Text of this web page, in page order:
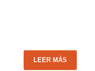
LEER MÁS